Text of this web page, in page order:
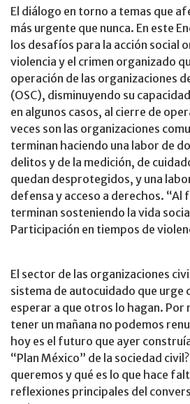
El diálogo en torno a temas que
más urgente que nunca. En este
los desafíos para la acción social
violencia y el crimen organizado
operación de las organizaciones
(OSC), disminuyendo su
en algunos casos, al cierre de
veces son las organizaciones
terminan haciendo una labor de
delitos y de la medición, de
quedan desprotegidos, y una
defensa y acceso a derechos. “Al
terminan sosteniendo la vida
Participación en tiempos de
El sector de las organizaciones
sistema de autocuidado que urge
esperar a que otros lo hagan. Por
tener un mañana no podemos
hoy es el futuro que ayer
“Plan México” de la sociedad
queremos y qué es lo que hace
reflexiones principales del